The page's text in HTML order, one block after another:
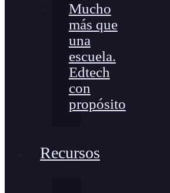
Mucho
más que
una
escuela.
Edtech
con
propósito
Recursos